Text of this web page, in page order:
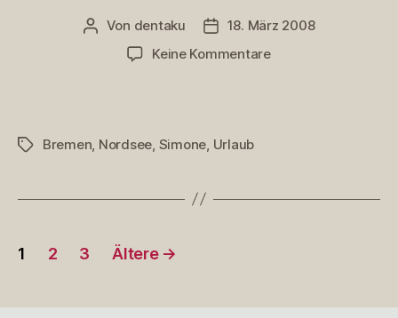
Beitragsautor
Von dentaku Veröffentlichungsdatum
18. März 2008
Keine Kommentarezu
Schlagwörter
Bremen Nordsee Simone Urlaub
Seitennummerierung
1 2 3 Ältere →